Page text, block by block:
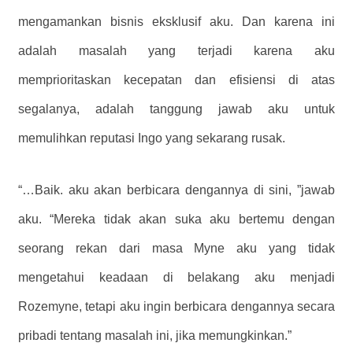
mengamankan bisnis eksklusif aku. Dan karena ini
adalah masalah yang terjadi karena aku
memprioritaskan kecepatan dan efisiensi di atas
segalanya, adalah tanggung jawab aku untuk
memulihkan reputasi Ingo yang sekarang rusak.
“…Baik. aku akan berbicara dengannya di sini, ”jawab
aku. “Mereka tidak akan suka aku bertemu dengan
seorang rekan dari masa Myne aku yang tidak
mengetahui keadaan di belakang aku menjadi
Rozemyne, tetapi aku ingin berbicara dengannya secara
pribadi tentang masalah ini, jika memungkinkan.”